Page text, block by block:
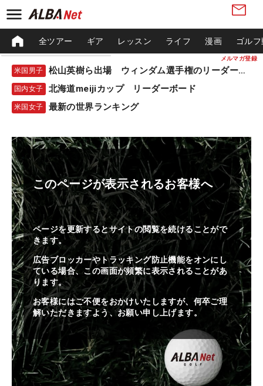
メルマガ登録
全ツアー ギア レッスン ライフ 漫画 ゴル
米国男子 松山英樹ら出場 ウィンダム選手権のリーダーボード
国内女子 北海道meijiカップ リーダーボード
米国女子 最新の世界ランキング
このページが表示されるお客様へ
ページを更新するとサイトの閲覧を続けることがで
きます。
広告ブロッカーやトラッキング防止機能をオンにし
ている場合、この画面が頻繁に表示されることがあ
ります。
お客様にはご不便をおかけいたしますが、何卒ご理
解いただきますよう、お願い申し上げます。